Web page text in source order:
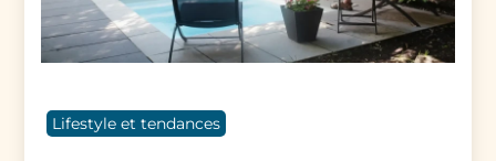
Lifestyle et tendances